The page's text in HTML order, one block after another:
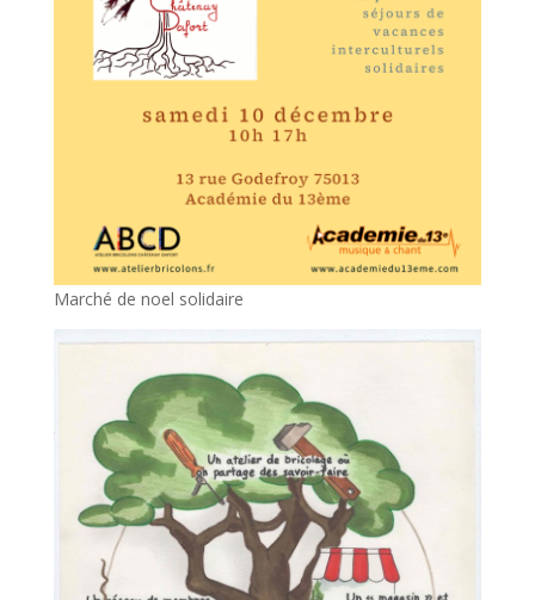
Marché de noel solidaire